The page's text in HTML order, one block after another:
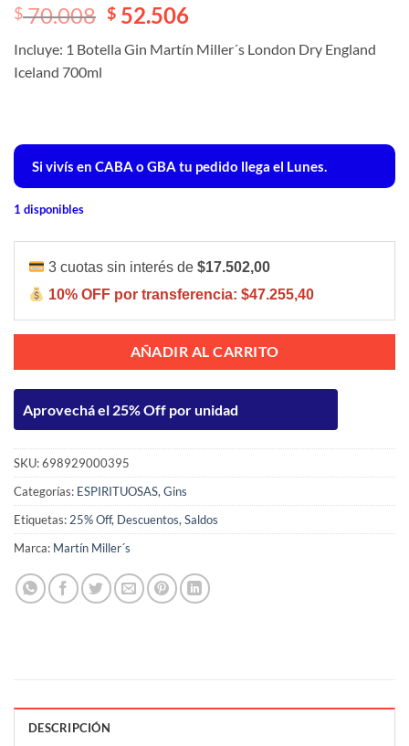
El
original
era:
$70.008 El
actual
$ 52.506
Incluye: 1 Botella Gin Martín Miller´s London Dry England
Iceland 700ml
Si vivís en CABA o GBA tu pedido llega el Lunes.
1 disponibles
3 cuotas sin interés de$17.502,00
10% OFF por transferencia:$47.255,40
AÑADIR AL CARRITO
Aprovechá el 25% Off por unidad
SKU:698929000395
Categorías: ESPIRITUOSAS, Gins
Etiquetas: 25% Off, Descuentos, Saldos
Marca: Martín Miller´s
DESCRIPCIÓN